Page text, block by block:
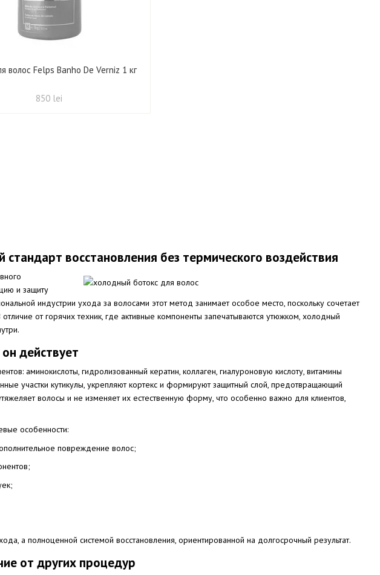
восстановления без термического воздействия
и защиту
индустрии ухода за волосами этот метод занимает особое место, поскольку сочетает
от горячих техник, где активные компоненты запечатываются утюжком, холодный
действует
аминокислоты, гидролизованный кератин, коллаген, гиалуроновую кислоту, витамины
участки кутикулы, укрепляют кортекс и формируют защитный слой, предотвращающий
волосы и не изменяет их естественную форму, что особенно важно для клиентов,
особенности:
повреждение волос;
а полноценной системой восстановления, ориентированной на долгосрочный результат.
от других процедур
волос Felps Banho De Verniz 1 кг
850 lei